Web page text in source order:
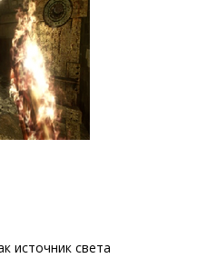
источник света